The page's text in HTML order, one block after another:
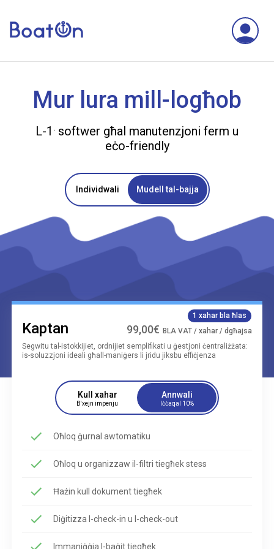
Mur lura mill-logħob
L-1 . softwer għal manutenzjoni ferm u
eċo-friendly
Individwali Mudell tal-bajja
Kaptan 99,00€ BLA VAT / xahar / dgħajsa
Segwitu tal-istokkijiet, ordnijiet semplifikati u ġestjoni ċentraliżżata:
is-soluzzjoni ideali għall-maniġers li jridu jiksbu effiċjenza
Kull xahar
B'xejn impenju
Annwali
Iċċaqal 10%
Oħloq ġurnal awtomatiku
Oħloq u organizzaw il-filtri tiegħek stess
Ħażin kull dokument tiegħek
Diġitizza l-check-in u l-check-out
Immaniġġja l-baġit tiegħek
1 xahar bla ħlas